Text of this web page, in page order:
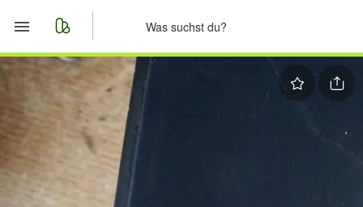
Start
Merkliste
Nachrichten
Anzeige aufgeben